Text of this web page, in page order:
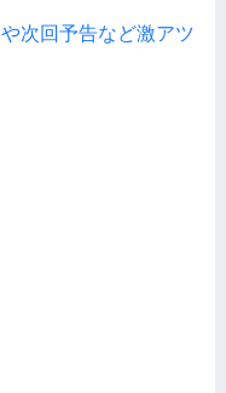
次回予告など激アツ